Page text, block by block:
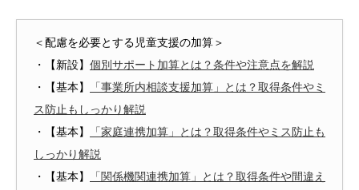
＜配慮を必要とする児童支援の加算＞
・【新設】 個別サポート加算とは？条件や注意点を解説
・【基本】
「事業所内相談支援加算」とは？取得条件やミ
ス防止もしっかり解説
・【基本】
「家庭連携加算」とは？取得条件やミス防止も
しっかり解説
・【基本】
「関係機関連携加算」とは？取得条件や間違え